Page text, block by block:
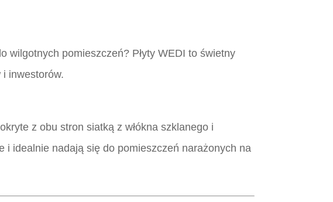
wilgotnych pomieszczeń? Płyty WEDI to świetny
inwestorów.
z obu stron siatką z włókna szklanego i
i idealnie nadają się do pomieszczeń narażonych na